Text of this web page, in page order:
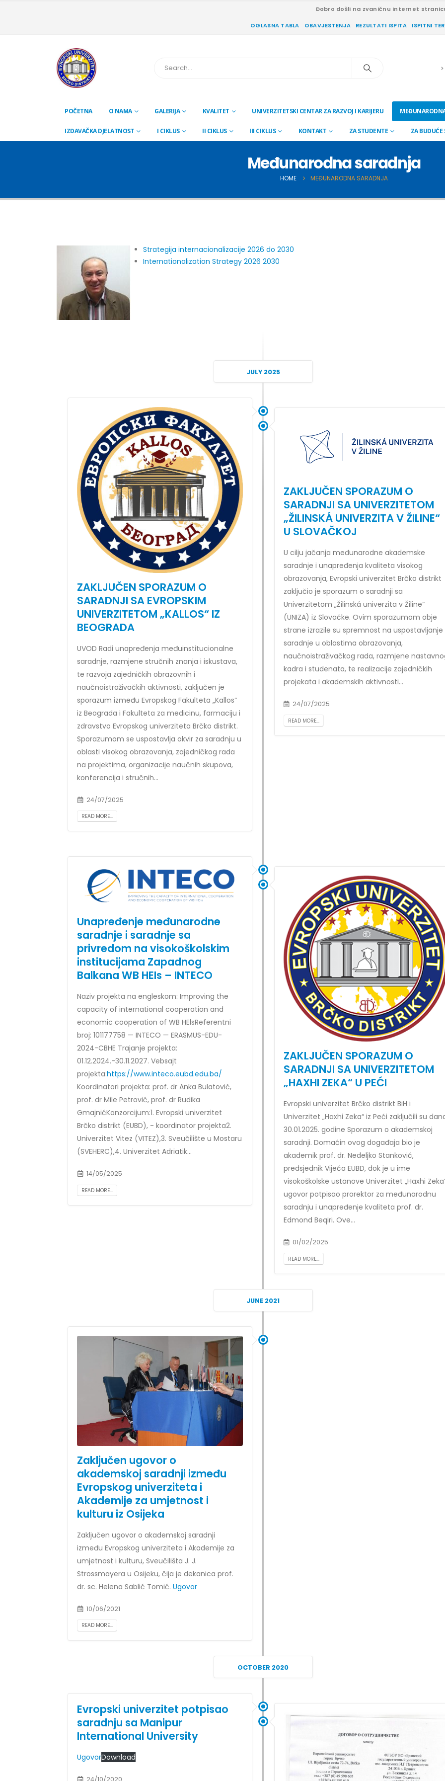
Dobro došli na zvaničnu internet
OGLASNA TABLA OBAVJESTENJA REZULTATI ISPITA ISPITNI
POČETNA O NAMA GALERIJA KVALITET UNIVERZITETSKI CENTAR ZA RAZVOJ I KARIJERU
IZDAVAČKA DJELATNOST I CIKLUS II CIKLUS III CIKLUS KONTAKT ZA STUDENTE ZA BUDUĆE
Međunarodna saradnja
HOME MEĐUNARODNA SARADNJA
Strategija internacionalizacije 2026 do 2030
Internationalization Strategy 2026 2030
JULY 2025
ZAKLJUČEN SPORAZUM O
SARADNJI SA EVROPSKIM
UNIVERZITETOM „KALLOS“ IZ
BEOGRADA
UVOD Radi unapređenja međuinstitucionalne
saradnje, razmjene stručnih znanja i iskustava,
te razvoja zajedničkih obrazovnih i
naučnoistraživačkih aktivnosti, zaključen je
sporazum između Evropskog Fakulteta „Kallos“
iz Beograda i Fakulteta za medicinu, farmaciju i
zdravstvo Evropskog univerziteta Brčko distrikt.
Sporazumom se uspostavlja okvir za saradnju u
oblasti visokog obrazovanja, zajedničkog rada
na projektima, organizacije naučnih skupova,
konferencija i stručnih...
24/07/2025
READ MORE...
ZAKLJUČEN SPORAZUM O
SARADNJI SA UNIVERZITETOM
„ŽILINSKÁ UNIVERZITA V ŽILINE“
U SLOVAČKOJ
U cilju jačanja međunarodne akademske
saradnje i unapređenja kvaliteta visokog
obrazovanja, Evropski univerzitet Brčko distrikt
zaključio je sporazum o saradnji sa
Univerzitetom „Žilinská univerzita v Žiline“
(UNIZA) iz Slovačke. Ovim sporazumom obje
strane izrazile su spremnost na uspostavljanje
saradnje u oblastima obrazovanja,
naučnoistraživačkog rada, razmjene
kadra i studenata, te realizacije zajedničkih
projekata i akademskih aktivnosti...
24/07/2025
READ MORE...
Unapređenje međunarodne
saradnje i saradnje sa
privredom na visokoškolskim
institucijama Zapadnog
Balkana WB HEIs – INTECO
Naziv projekta na engleskom: Improving the
capacity of international cooperation and
economic cooperation of WB HElsReferentni
broj: 101177758 — INTECO — ERASMUS-EDU-
2024-CBHE Trajanje projekta:
01.12.2024.-30.11.2027. Vebsajt
projekta:https://www.inteco.eubd.edu.ba/
Koordinatori projekta: prof. dr Anka Bulatović,
prof. dr Mile Petrović, prof. dr Rudika
GmajnićKonzorcijum:1. Evropski univerzitet
Brčko distrikt (EUBD), - koordinator projekta2.
Univerzitet Vitez (VITEZ),3. Sveučilište u Mostaru
(SVEHERC),4. Univerzitet Adriatik...
14/05/2025
READ MORE...
ZAKLJUČEN SPORAZUM O
SARADNJI SA UNIVERZITETOM
„HAXHI ZEKA“ U PEĆI
Evropski univerzitet Brčko distrikt BiH i
Univerzitet „Haxhi Zeka“ iz Peći zaključili su
30.01.2025. godine Sporazum o akademskoj
saradnji. Domaćin ovog događaja bio je
akademik prof. dr. Nedeljko Stanković,
predsjednik Vijeća EUBD, dok je u ime
visokoškolske ustanove Univerzitet „Haxhi
ugovor potpisao prorektor za međunarodnu
saradnju i unapređenje kvaliteta prof. dr.
Edmond Beqiri. Ove...
01/02/2025
READ MORE...
JUNE 2021
Zaključen ugovor o
akademskoj saradnji između
Evropskog univerziteta i
Akademije za umjetnost i
kulturu iz Osijeka
Zaključen ugovor o akademskoj saradnji
između Evropskog univerziteta i Akademije za
umjetnost i kulturu, Sveučilišta J. J.
Strossmayera u Osijeku, čija je dekanica prof.
dr. sc. Helena Sablić Tomić. Ugovor
10/06/2021
READ MORE...
OCTOBER 2020
Evropski univerzitet potpisao
saradnju sa Manipur
International University
UgovorDownload
24/10/2020
30/07/2026
Obavještenje za javnost 30.07.2026.
godine
30/07/2026
Prof. dr Esed Karić – rezultati ispita
Prof. dr Dario Galić – rezultati ispita
24/07/2026
22/07/2026
Prof. dr Izudin Tanović – izmjena
17/07/2026
Prof. dr Sead Rešić – rezultati ispita
16/07/2026 Prof. dr Dario Galić – rezultati